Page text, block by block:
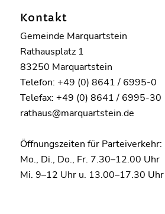
Kontakt
Gemeinde Marquartstein
Rathausplatz 1
83250 Marquartstein
Telefon: +49 (0) 8641 / 6995-0
Telefax: +49 (0) 8641 / 6995-30
rathaus@marquartstein.de
Öffnungszeiten für Parteiverkehr:
Mo., Di., Do., Fr. 7.30–12.00 Uhr
Mi. 9–12 Uhr u. 13.00–17.30 Uhr